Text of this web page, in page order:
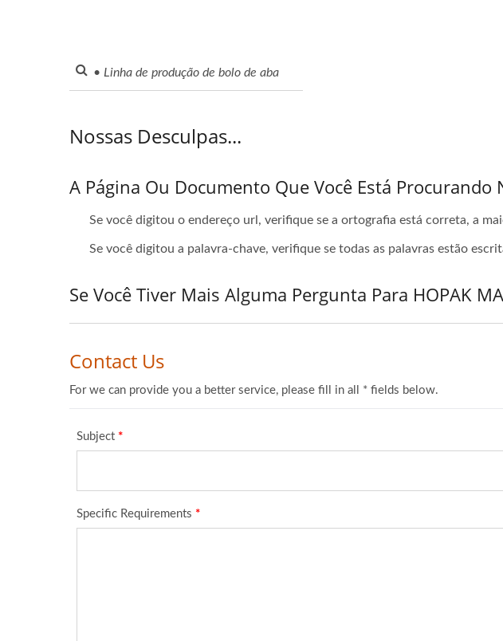
Nossas Desculpas...
A Página Ou Documento Que Você Está Procurando
Se você digitou o endereço url, verifique se a ortografia está correta, a
Se você digitou a palavra-chave, verifique se todas as palavras estão
Se Você Tiver Mais Alguma Pergunta Para HOPAK